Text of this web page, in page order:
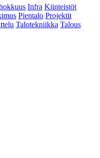
Infra Kiinteistöt
Pientalo Projektit
Talotekniikka Talous